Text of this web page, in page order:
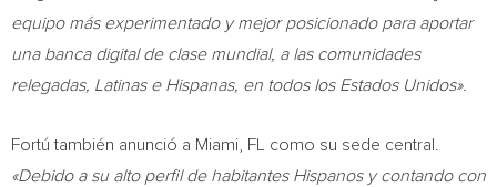
equipo más experimentado y mejor posicionado para aportar
una banca digital de clase mundial, a las comunidades
relegadas, Latinas e Hispanas, en todos los Estados Unidos».
Fortú también anunció a Miami, FL
como su sede central.
«Debido a su alto perfil de habitantes Hispanos y contando con